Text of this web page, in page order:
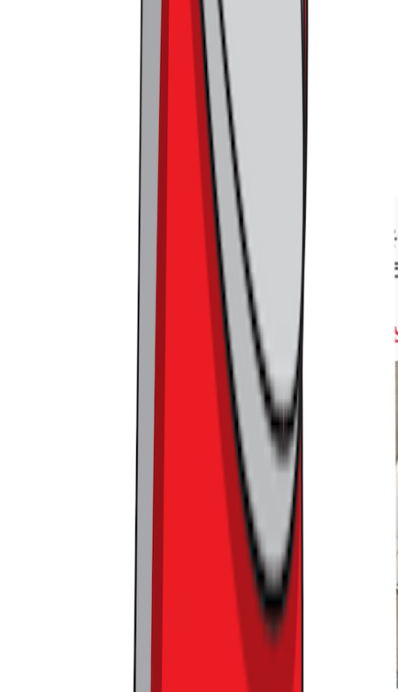
오프라인에서도 동일하게 누릴 수 있었습니다. 다만 이러한 진
짜 가격을 QR을 통해서만 확인 가능했고요. 이와 같은 강력한
동인이 고객을 귀찮더라도 옴니 채널 경험을 반드시 하도록 만